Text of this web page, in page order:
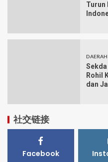
Turun
DAERAH
Rohil
dan
社交链接
Facebook